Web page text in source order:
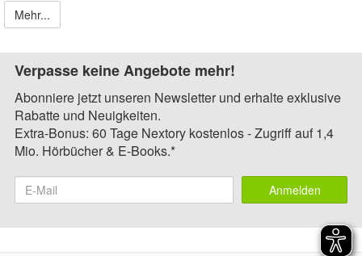
Mehr...
Verpasse keine Angebote mehr!
Abonniere jetzt unseren Newsletter und erhalte exklusive
Rabatte und Neuigkeiten.
Extra-Bonus: 60 Tage Nextory kostenlos - Zugriff auf 1,4
Mio. Hörbücher & E-Books.*
Anmelden